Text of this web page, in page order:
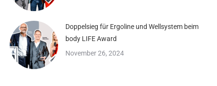
Doppelsieg für Ergoline und Wellsystem beim
body LIFE Award
November 26, 2024